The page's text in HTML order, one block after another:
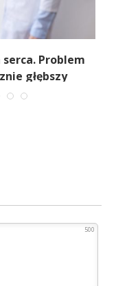
Problem
głębszy
500